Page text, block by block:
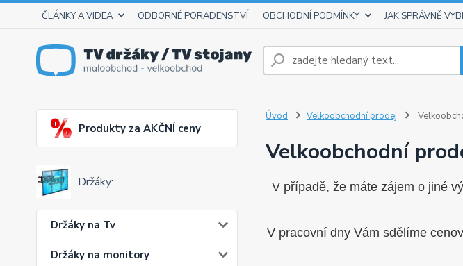
ČLÁNKY A VIDEA ODBORNÉ PORADENSTVÍ OBCHODNÍ PODMÍNKY JAK SPRÁVNĚ
Produkty za AKČNÍ ceny
Držáky:
Držáky na Tv
Držáky na monitory
Úvod Velkoobchodní prodej
Velkoobchodní
V případě, že máte zájem o jiné
V pracovní dny Vám sdělíme